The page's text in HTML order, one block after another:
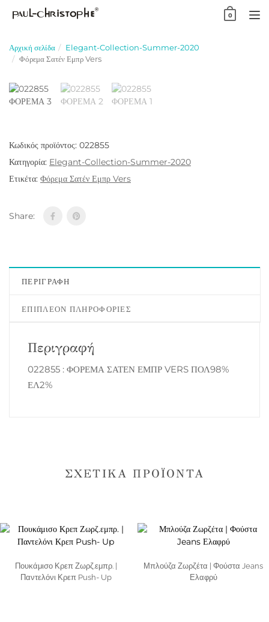
0
Αρχική σελίδα
Elegant-Collection-Summer-2020
Φόρεμα Σατέν Εμπρ Vers
Κωδικός προϊόντος: 022855
Κατηγορία: Elegant-Collection-Summer-2020
Ετικέτα: Φόρεμα Σατέν Εμπρ Vers
Share:
ΠΕΡΙΓΡΑΦΉ
ΕΠΙΠΛΈΟΝ ΠΛΗΡΟΦΟΡΊΕΣ
Περιγραφή
022855 : ΦΟΡΕΜΑ ΣΑΤΕΝ ΕΜΠΡ VERS ΠΟΛ98%
ΕΛ2%
ΣΧΕΤΙΚΆ ΠΡΟΪΌΝΤΑ
Πουκάμισο Κρεπ Ζωρζ.εμπρ. |
Παντελόνι Κρεπ Push- Up
Μπλούζα Ζωρζέτα | Φούστα Jeans
Ελαφρύ